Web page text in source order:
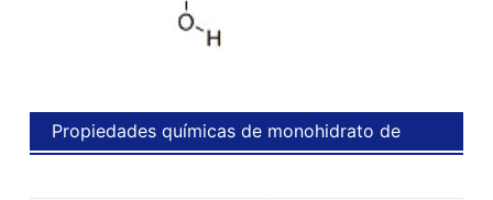
Propiedades químicas de monohidrato de